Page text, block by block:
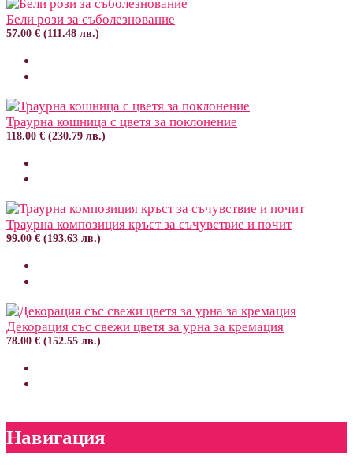
Бели рози за съболезнование
57.00 € (111.48 лв.)
Траурна кошница с цветя за поклонение
118.00 € (230.79 лв.)
Траурна композиция кръст за съчувствие и почит
99.00 € (193.63 лв.)
Декорация със свежи цветя за урна за кремация
78.00 € (152.55 лв.)
Навигация